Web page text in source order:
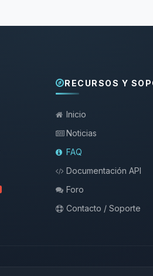
RECURSOS Y
Inicio
Noticias
FAQ
Documentación API
Foro
Contacto / Soporte